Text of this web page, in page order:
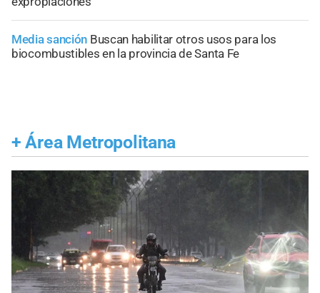
Media sanción Buscan habilitar otros usos para los
biocombustibles en la provincia de Santa Fe
+ Área Metropolitana